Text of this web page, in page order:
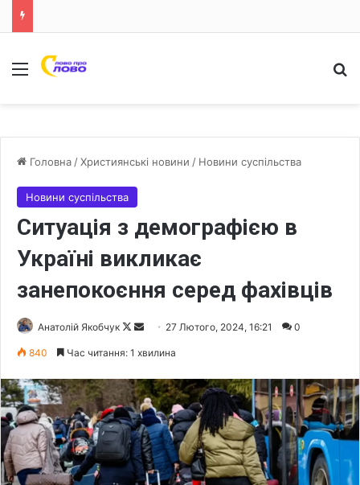
Меню
Головна /Християнські новини / Новини суспільства
Новини суспільства
Ситуація з демографією в
Україні викликає
занепокоєння серед фахівців
Анатолій Якобчук
F
l
o
w
o
n
X
d
a
n
e
m
a
27 Лютого, 2024, 16:21 0
840 Час читання: 1 хвилина